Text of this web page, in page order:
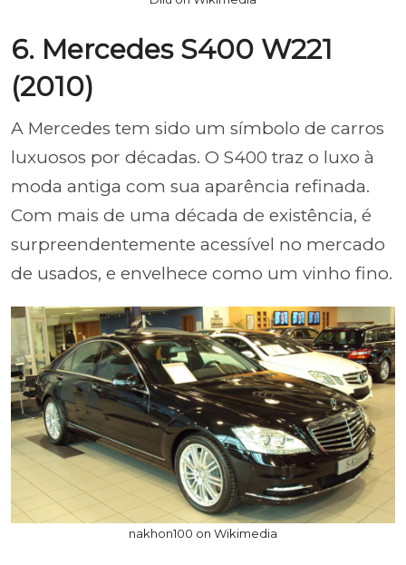
6. Mercedes S400 W221
(2010)
A Mercedes tem sido um símbolo de carros
luxuosos por décadas. O S400 traz o luxo à
moda antiga com sua aparência refinada.
Com mais de uma década de existência, é
surpreendentemente acessível no mercado
de usados, e envelhece como um vinho fino.
nakhon100 on Wikimedia